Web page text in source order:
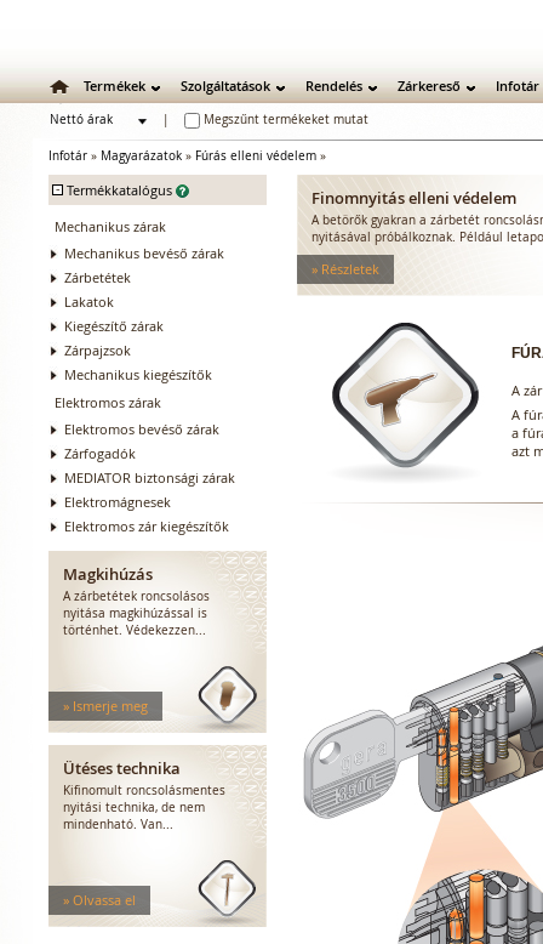
Termékek Szolgáltatások Rendelés Zárkereső Infotár
Nettó árak
Megszűnt termékeket mutat
Infotár » Magyarázatok » Fúrás elleni védelem »
- Termékkatalógus
Mechanikus zárak
Mechanikus bevéső zárak
Zárbetétek
Lakatok
Kiegészítő zárak
Zárpajzsok
Mechanikus kiegészítők
Elektromos zárak
Elektromos bevéső zárak
Zárfogadók
MEDIATOR biztonsági zárak
Elektromágnesek
Elektromos zár kiegészítők
Magkihúzás
A zárbetétek roncsolásos
nyitása magkihúzással is
történhet. Védekezzen...
» Ismerje meg
Ütéses technika
Kifinomult roncsolásmentes
nyitási technika, de nem
mindenható. Van...
» Olvassa el
Finomnyitás elleni védelem
A betörők gyakran a zárbetét
nyitásával próbálkoznak. Például
» Részletek
A
A
a
azt